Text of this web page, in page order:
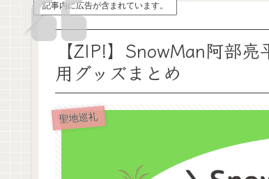
記事内に広告が含まれています。
【ZIP!】SnowMan阿部
用グッズまとめ
聖地巡礼